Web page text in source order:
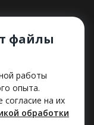
файлы
работы
опыта.
согласие на их
обработки